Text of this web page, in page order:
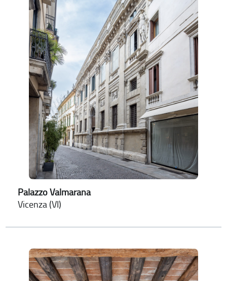
Palazzo Valmarana
Vicenza (VI)